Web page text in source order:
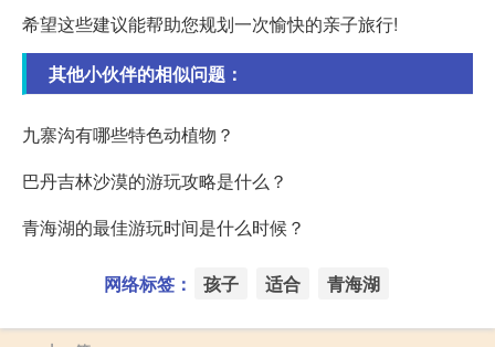
希望这些建议能帮助您规划一次愉快的亲子旅行!
其他小伙伴的相似问题：
九寨沟有哪些特色动植物？
巴丹吉林沙漠的游玩攻略是什么？
青海湖的最佳游玩时间是什么时候？
网络标签： 孩子 适合 青海湖